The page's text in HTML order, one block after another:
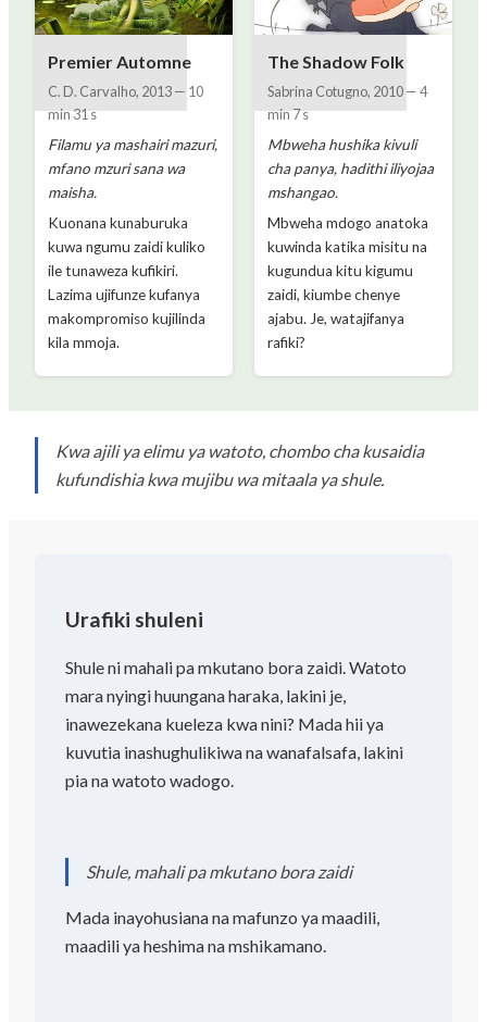
Premier Automne
C. D. Carvalho, 2013— 10
min 31 s
Filamu ya mashairi mazuri,
mfano mzuri sana wa
maisha.
Kuonana kunaburuka
kuwa ngumu zaidi kuliko
ile tunaweza kufikiri.
Lazima ujifunze kufanya
makompromiso kujilinda
kila mmoja.
The Shadow Folk
Sabrina Cotugno, 2010—4
min 7 s
Mbweha hushika kivuli
cha panya, hadithi iliyojaa
mshangao.
Mbweha mdogo anatoka
kuwinda katika misitu na
kugundua kitu kigumu
zaidi, kiumbe chenye
ajabu. Je, watajifanya
rafiki?
Kwa ajili ya elimu ya watoto, chombo cha kusaidia
kufundishia kwa mujibu wa mitaala ya shule.
Urafiki shuleni
Shule ni mahali pa mkutano bora zaidi. Watoto
mara nyingi huungana haraka, lakini je,
inawezekana kueleza kwa nini? Mada hii ya
kuvutia inashughulikiwa na wanafalsafa, lakini
pia na watoto wadogo.
Shule, mahali pa mkutano bora zaidi
Mada inayohusiana na mafunzo ya maadili,
maadili ya heshima na mshikamano.